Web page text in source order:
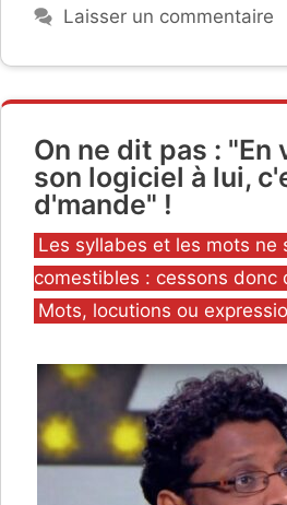
Laisser un commentaire
On ne dit pas : "En
son logiciel à lui,
d'mande" !
Catégories
Les syllabes et les mots ne
comestibles : cessons donc
Mots, locutions ou